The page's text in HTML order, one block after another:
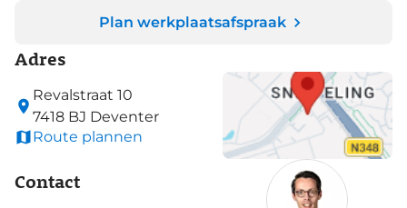
Adres
Revalstraat 10
7418 BJ Deventer
Route plannen
Contact
Plan werkplaatsafspraak